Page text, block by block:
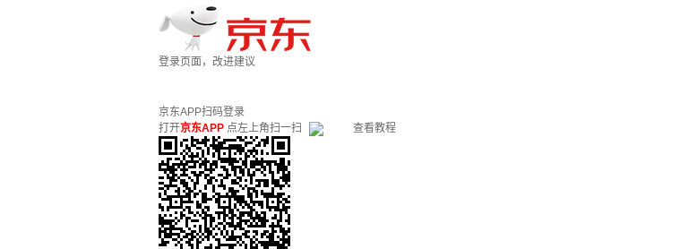
登录页面，改进建议
京东APP扫码登录
打开京东APP 点左上角扫一扫 查看教程